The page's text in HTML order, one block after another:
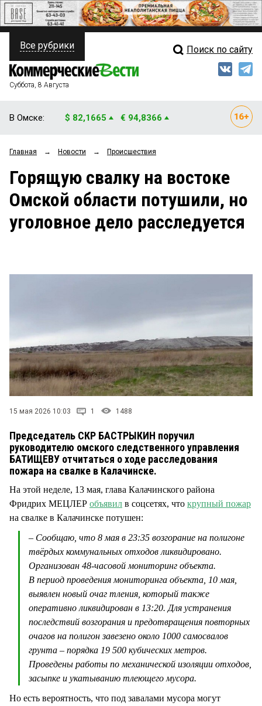
ПОЛИТИКА
ФИНАНСЫ
ОБЩЕСТВО
ЗАКОН
НОВОСТИ КОМПАНИЙ
Свежий выпуск
Мнения
Рейтинги
Блоги
Архив
Все рубрики Поиск по сайту
Суббота, 8 Августа
В Омске: $ 82,1665 € 94,8366
Главная → Новости → Происшествия
Горящую свалку на востоке
Омской области потушили, но
уголовное дело расследуется
15 мая 2026 10:03 1 1488
Председатель СКР БАСТРЫКИН поручил
руководителю омского следственного управления
БАТИЩЕВУ отчитаться о ходе расследования
пожара на свалке в Калачинске.
На этой неделе, 13 мая, глава Калачинского района
Фридрих МЕЦЛЕР объявил в соцсетях, что крупный пожар
на свалке в Калачинске потушен:
– Сообщаю, что 8 мая в 23:35 возгорание на полигоне
твёрдых коммунальных отходов ликвидировано.
Организован 48-часовой мониторинг объекта.
В период проведения мониторинга объекта, 10 мая,
выявлен новый очаг тления, который также
оперативно ликвидирован в 13:20. Для устранения
последствий возгорания и предотвращения повторных
очагов на полигон завезено около 1000 самосвалов
грунта – порядка 19 500 кубических метров.
Проведены работы по механической изоляции отходов,
засыпке и укатыванию тлеющего мусора.
Но есть вероятность, что под завалами мусора могут